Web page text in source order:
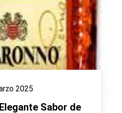
2025
Sabor de